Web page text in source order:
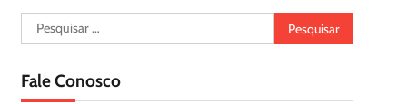
Pesquisar
por:
Fale Conosco